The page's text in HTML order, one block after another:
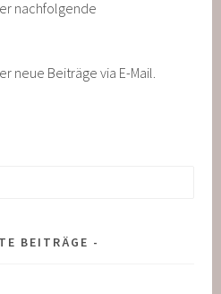
nachfolgende
neue Beiträge via E-Mail.
BEITRÄGE